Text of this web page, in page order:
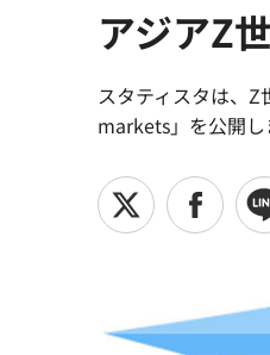
アジアZ
スタティスタは、
markets」を公開し